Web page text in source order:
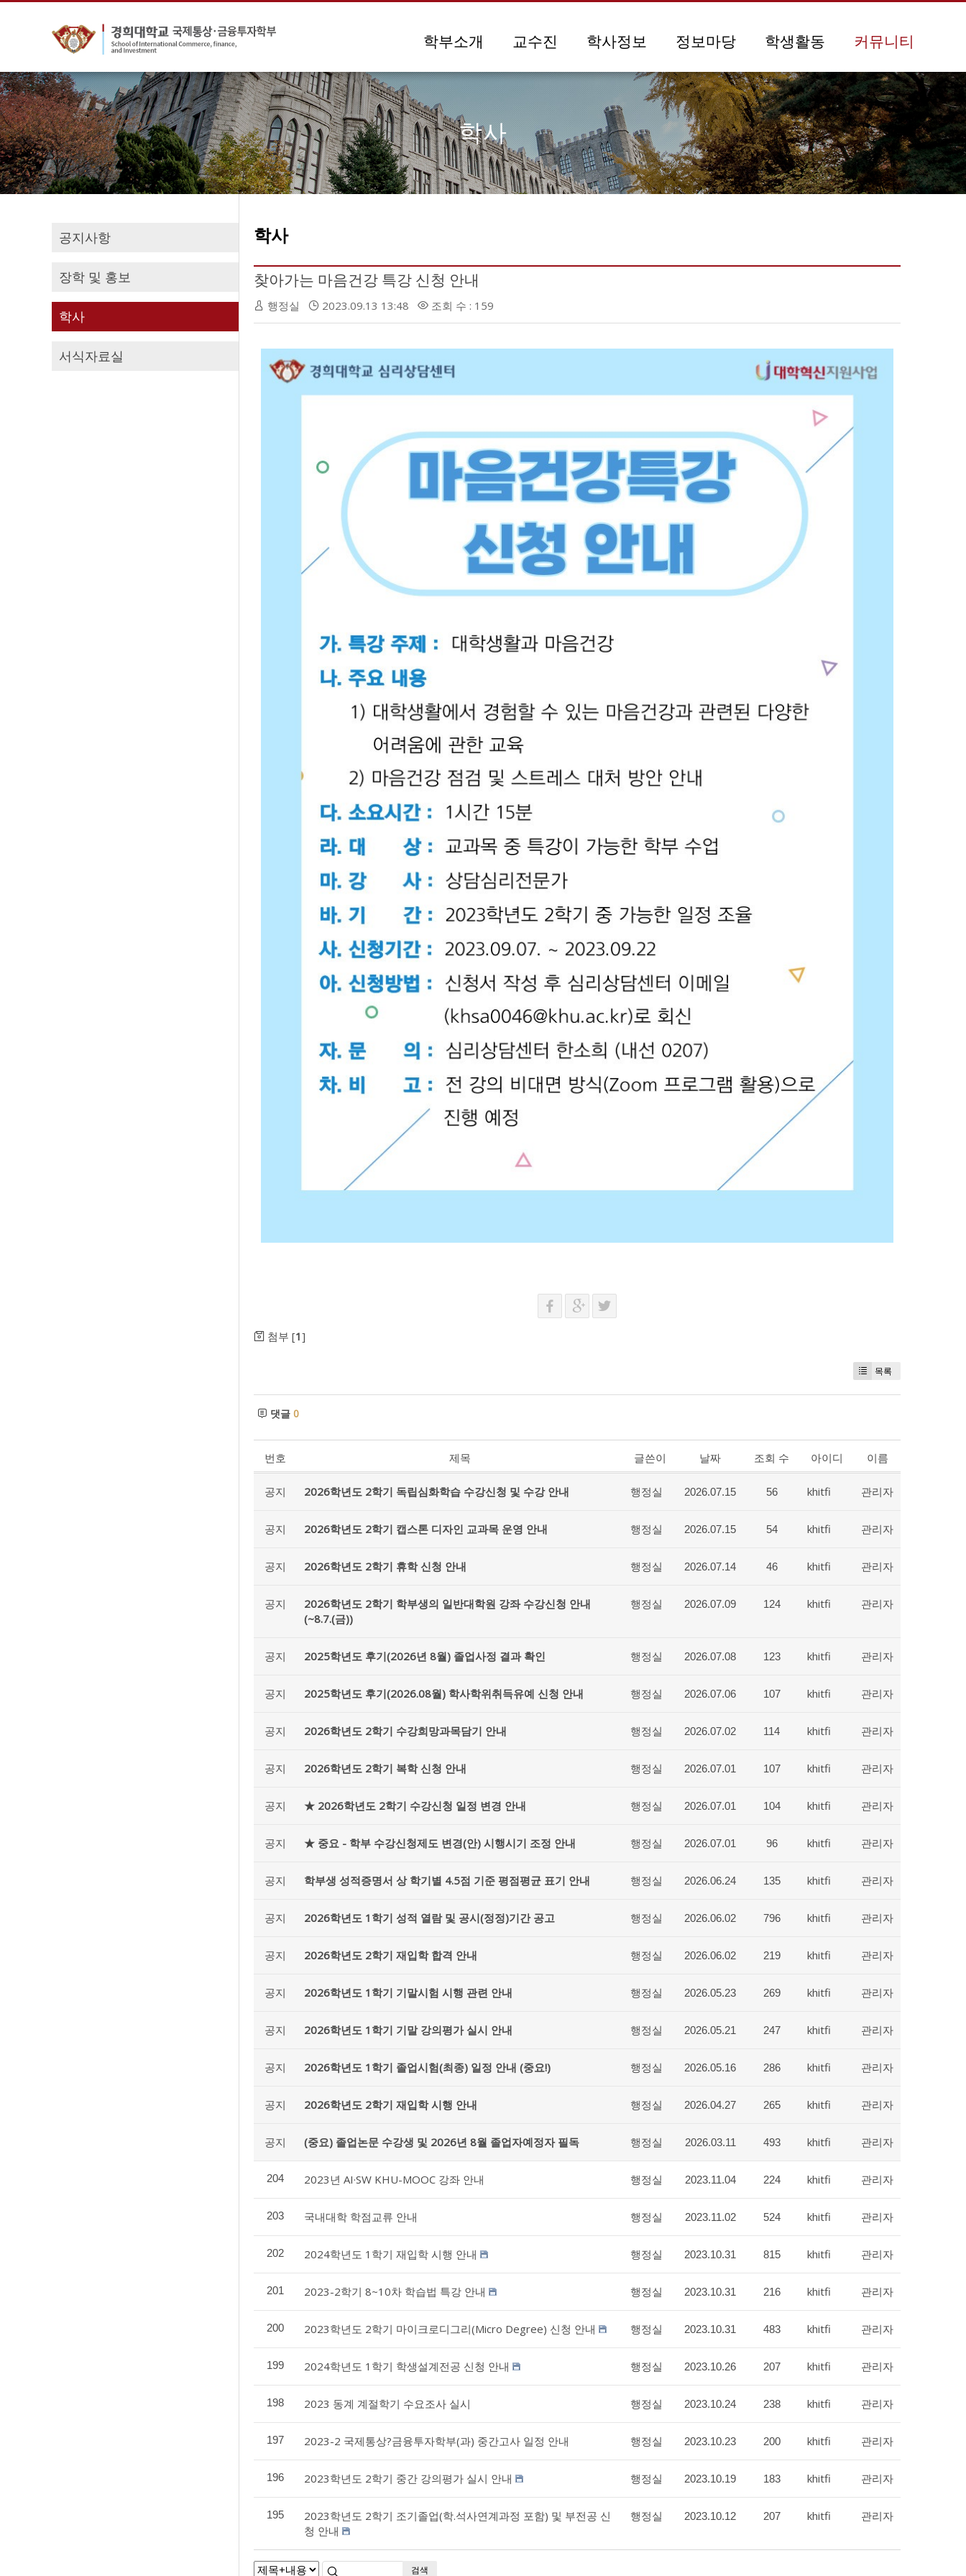
학부소개 교수진 학사정보 정보마당 학생활동 커뮤니티
학사
공지사항
장학 및 홍보
학사
서식자료실
학사
찾아가는 마음건강 특강 신청 안내
행정실 2023.09.13 13:48 조회 수 : 159
첨부 [1]
목록
댓글 0
번호 제목 글쓴이 날짜 조회 수 아이디 이름
공지 2026학년도 2학기 독립심화학습 수강신청 및 수강 안내 행정실 2026.07.15 56 khitfi 관리자
공지 2026학년도 2학기 캡스톤 디자인 교과목 운영 안내 행정실 2026.07.15 54 khitfi 관리자
공지 2026학년도 2학기 휴학 신청 안내 행정실 2026.07.14 46 khitfi 관리자
공지
2026학년도 2학기 학부생의 일반대학원 강좌 수강신청 안내
(~8.7.(금))
행정실 2026.07.09 124 khitfi 관리자
공지 2025학년도 후기(2026년 8월) 졸업사정 결과 확인 행정실 2026.07.08 123 khitfi 관리자
공지 2025학년도 후기(2026.08월) 학사학위취득유예 신청 안내 행정실 2026.07.06 107 khitfi 관리자
공지 2026학년도 2학기 수강희망과목담기 안내 행정실 2026.07.02 114 khitfi 관리자
공지 2026학년도 2학기 복학 신청 안내 행정실 2026.07.01 107 khitfi 관리자
공지 ★ 2026학년도 2학기 수강신청 일정 변경 안내 행정실 2026.07.01 104 khitfi 관리자
공지 ★ 중요 - 학부 수강신청제도 변경(안) 시행시기 조정 안내 행정실 2026.07.01 96 khitfi 관리자
공지 학부생 성적증명서 상 학기별 4.5점 기준 평점평균 표기 안내 행정실 2026.06.24 135 khitfi 관리자
공지 2026학년도 1학기 성적 열람 및 공시(정정)기간 공고 행정실 2026.06.02 796 khitfi 관리자
공지 2026학년도 2학기 재입학 합격 안내 행정실 2026.06.02 219 khitfi 관리자
공지 2026학년도 1학기 기말시험 시행 관련 안내 행정실 2026.05.23 269 khitfi 관리자
공지 2026학년도 1학기 기말 강의평가 실시 안내 행정실 2026.05.21 247 khitfi 관리자
공지 2026학년도 1학기 졸업시험(최종) 일정 안내 (중요!) 행정실 2026.05.16 286 khitfi 관리자
공지 2026학년도 2학기 재입학 시행 안내 행정실 2026.04.27 265 khitfi 관리자
공지 (중요) 졸업논문 수강생 및 2026년 8월 졸업자예정자 필독 행정실 2026.03.11 493 khitfi 관리자
204 2023년 AI·SW KHU-MOOC 강좌 안내 행정실 2023.11.04 224 khitfi 관리자
203 국내대학 학점교류 안내 행정실 2023.11.02 524 khitfi 관리자
202 2024학년도 1학기 재입학 시행 안내 행정실 2023.10.31 815 khitfi 관리자
201 2023-2학기 8~10차 학습법 특강 안내 행정실 2023.10.31 216 khitfi 관리자
200 2023학년도 2학기 마이크로디그리(Micro Degree) 신청 안내 행정실 2023.10.31 483 khitfi 관리자
199 2024학년도 1학기 학생설계전공 신청 안내 행정실 2023.10.26 207 khitfi 관리자
198 2023 동계 계절학기 수요조사 실시 행정실 2023.10.24 238 khitfi 관리자
197 2023-2 국제통상?금융투자학부(과) 중간고사 일정 안내 행정실 2023.10.23 200 khitfi 관리자
196 2023학년도 2학기 중간 강의평가 실시 안내 행정실 2023.10.19 183 khitfi 관리자
195
2023학년도 2학기 조기졸업(학.석사연계과정 포함) 및 부전공 신
청 안내
행정실 2023.10.12 207 khitfi 관리자
검색